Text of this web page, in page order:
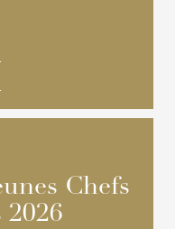
Chefs
2026
Chefs
2026